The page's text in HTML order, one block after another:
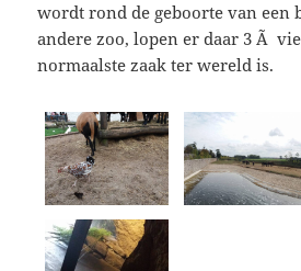
wordt rond de geboorte van een
andere zoo, lopen er daar 3 Ã
normaalste zaak ter wereld is.